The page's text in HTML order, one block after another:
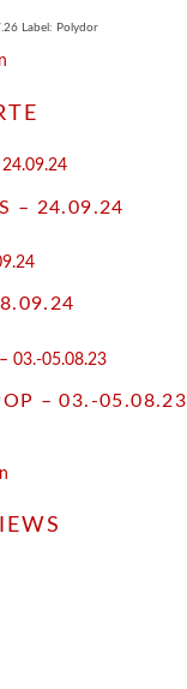
Label: Polydor
– 24.09.24
– 03.-05.08.23